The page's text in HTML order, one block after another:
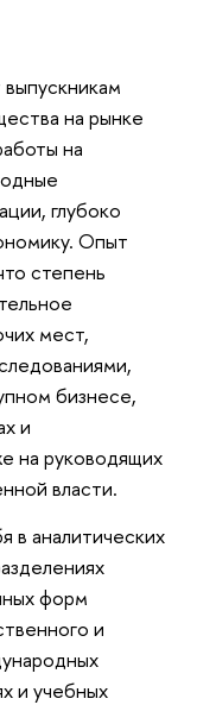
на рынке
на
глубоко
Опыт
степень
мест,
бизнесе,
и
на руководящих
власти.
в аналитических
форм
и
и учебных